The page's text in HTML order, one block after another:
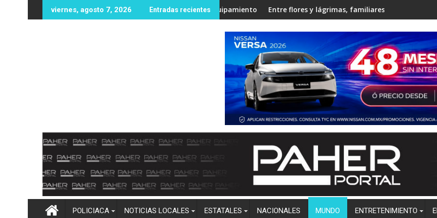
al
viernes, agosto 7, 2026 Entradas recientes
educativas con posible sede de la UPES en Angostura
UAS fortalece infraestructura y equipamiento en la Unidad Regional Centro Norte rumbo al ciclo escolar 2026-2027
Entre flores y lágrimas, familiares y amigos despiden a César
Estudiantes de
POLICIACA NOTICIAS LOCALES ESTATALES NACIONALES MUNDO ENTRETENIMIENTO